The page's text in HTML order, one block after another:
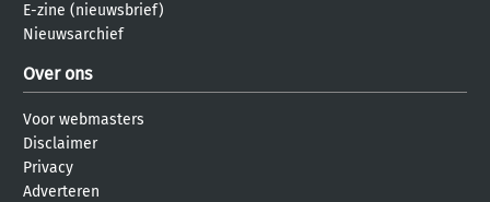
E-zine (nieuwsbrief)
Nieuwsarchief
Over ons
Voor webmasters
Disclaimer
Privacy
Adverteren